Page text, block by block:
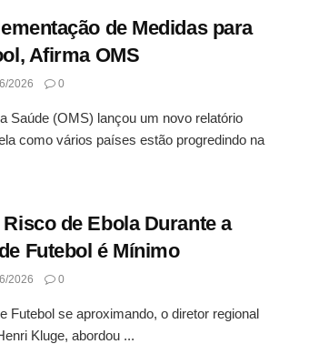
de Medidas para
Afirma OMS
2026 0
Saúde (OMS) lançou um novo relatório
como vários países estão progredindo na
de Ebola Durante a
Futebol é Mínimo
2026 0
Futebol se aproximando, o diretor regional
Kluge, abordou ...